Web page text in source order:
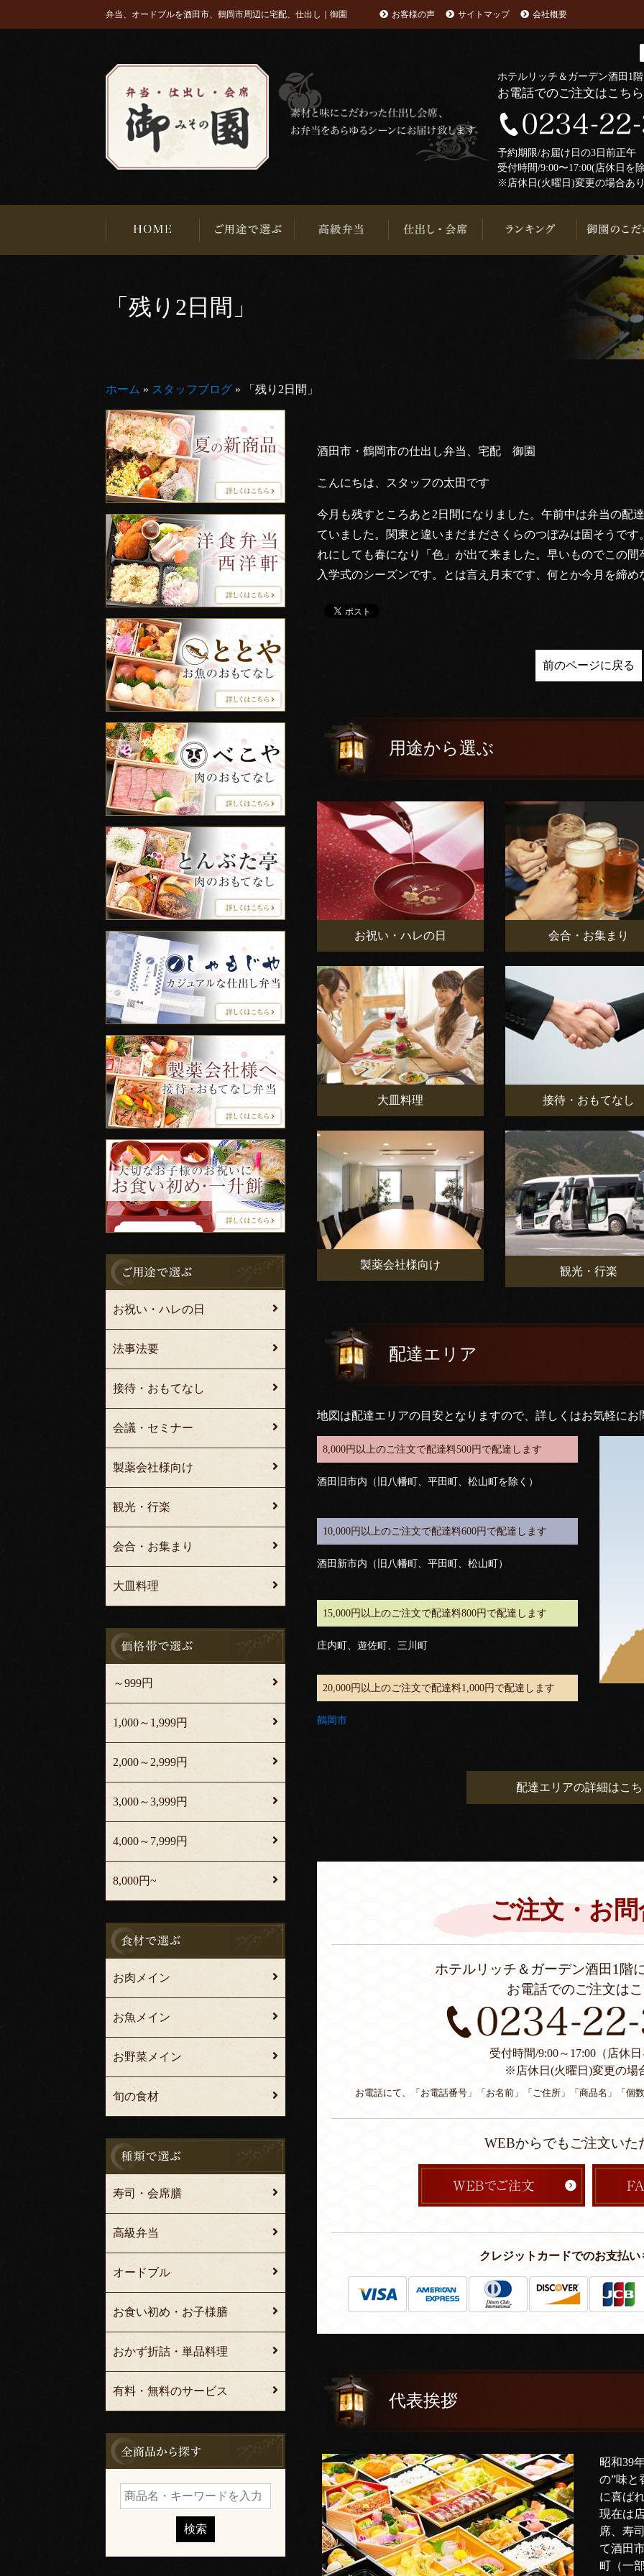
弁当、オードブルを酒田市、鶴岡市周辺に宅配、仕出し｜御園 お客様の声 サイトマップ 会社概要
ホテルリッチ＆ガーデン酒田1
お電話でのご注文はこち
予約期限/お届け日の3日前正
受付時間/9:00〜17:00(店休日を
※店休日(火曜日)変更の場合あ
「残り2日間」
ホーム » スタッフブログ » 「残り2日間」
酒田市・鶴岡市の仕出し弁当、宅配 御園
こんにちは、スタッフの太田です
今月も残すところあと2日間になりました。午前中は弁当の配
ていました。関東と違いまだまださくらのつぼみは固そうで
れにしても春になり「色」が出て来ました。早いものでこの
入学式のシーズンです。とは言え月末です、何とか今月を締め
前のページに戻る
用途から選ぶ
お祝い・ハレの日 会合・お集まり
大皿料理 接待・おもてなし
製薬会社様向け
観光・行楽
配達エリア
地図は配達エリアの目安となりますので、詳しくはお気軽にお
8,000円以上のご注文で配達料500円で配達します
酒田旧市内（旧八幡町、平田町、松山町を除く）
10,000円以上のご注文で配達料600円で配達します
酒田新市内（旧八幡町、平田町、松山町）
15,000円以上のご注文で配達料800円で配達します
庄内町、遊佐町、三川町
20,000円以上のご注文で配達料1,000円で配達します
鶴岡市
配達エリアの詳細はこ
ご注文・お問
ホテルリッチ＆ガーデン酒田1階
お電話でのご注文は
受付時間/9:00～17:00（店休
※店休日(火曜日)変更の場
お電話にて、「お電話番号」「お名前」「ご住所」「商品名」「個
WEBからでもご注文いた
クレジットカードでのお支払い
代表挨拶
昭和39
の”味と
に喜ば
現在は
席、寿
て酒田
町（一
お祝い・ハレの日
法事法要
接待・おもてなし
会議・セミナー
製薬会社様向け
観光・行楽
会合・お集まり
大皿料理
～999円
1,000～1,999円
2,000～2,999円
3,000～3,999円
4,000～7,999円
8,000円~
お肉メイン
お魚メイン
お野菜メイン
旬の食材
寿司・会席膳
高級弁当
オードブル
お食い初め・お子様膳
おかず折詰・単品料理
有料・無料のサービス